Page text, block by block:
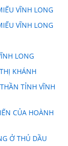
VĨNH LONG
VĨNH LONG
LONG
KHÁNH
TỈNH VĨNH
CỦA HOÀNH
Ở THỦ DẦU